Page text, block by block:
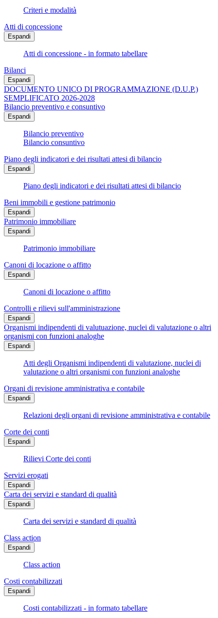
Criteri e modalità
Atti di concessione
Espandi
Atti di concessione - in formato tabellare
Bilanci
Espandi
DOCUMENTO UNICO DI PROGRAMMAZIONE (D.U.P.)
SEMPLIFICATO 2026-2028
Bilancio preventivo e consuntivo
Espandi
Bilancio preventivo
Bilancio consuntivo
Piano degli indicatori e dei risultati attesi di bilancio
Espandi
Piano degli indicatori e dei risultati attesi di bilancio
Beni immobili e gestione patrimonio
Espandi
Patrimonio immobiliare
Espandi
Patrimonio immobiliare
Canoni di locazione o affitto
Espandi
Canoni di locazione o affitto
Controlli e rilievi sull'amministrazione
Espandi
Organismi indipendenti di valutuazione, nuclei di valutazione o altri
organismi con funzioni analoghe
Espandi
Atti degli Organismi indipendenti di valutazione, nuclei di
valutazione o altri organismi con funzioni analoghe
Organi di revisione amministrativa e contabile
Espandi
Relazioni degli organi di revisione amministrativa e contabile
Corte dei conti
Espandi
Rilievi Corte dei conti
Servizi erogati
Espandi
Carta dei servizi e standard di qualità
Espandi
Carta dei servizi e standard di qualità
Class action
Espandi
Class action
Costi contabilizzati
Espandi
Costi contabilizzati - in formato tabellare